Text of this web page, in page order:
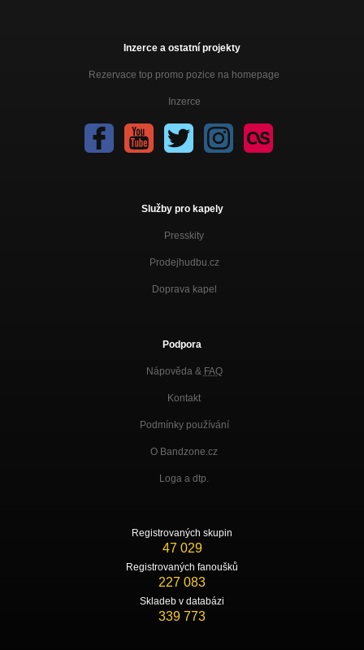
Inzerce a ostatní projekty
Rezervace top promo pozice na homepage
Inzerce
Služby pro kapely
Presskity
Prodejhudbu.cz
Doprava kapel
Podpora
Nápověda & FAQ
Kontakt
Podmínky používání
O Bandzone.cz
Loga a dtp.
Registrovaných skupin
47 029
Registrovaných fanoušků
227 083
Skladeb v databázi
339 773